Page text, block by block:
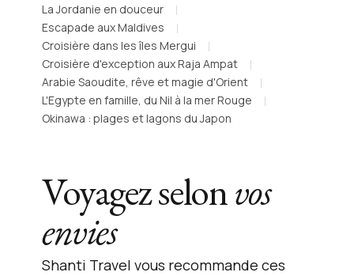
La Jordanie en douceur
Escapade aux Maldives
Croisière dans les îles Mergui
Croisière d'exception aux Raja Ampat
Arabie Saoudite, rêve et magie d'Orient
L'Egypte en famille, du Nil à la mer Rouge
Okinawa : plages et lagons du Japon
Voyagez selonvos
envies
Shanti Travel vous recommande ces